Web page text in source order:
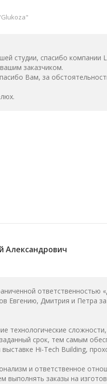
студии, спасибо компании
заказчиком.
Вам, за
Александрович
Евгению, Дмитрия и Петра
технологические
срок, тем самым
Hi-Tech Building,
и ответственное
выполнять заказы на